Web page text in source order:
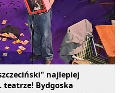
najlepiej
teatrze! Bydgoska